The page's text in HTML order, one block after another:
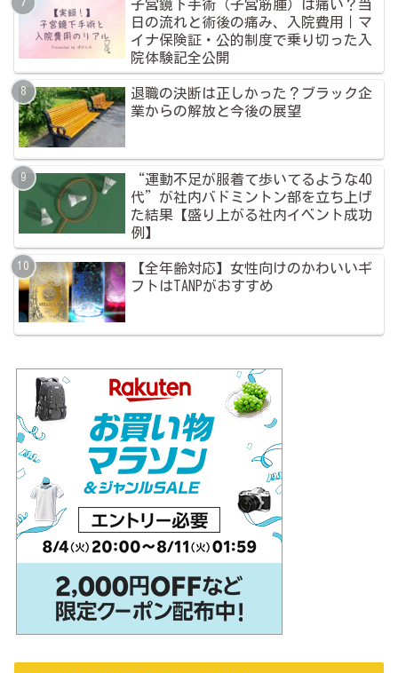
子宮鏡下手術（子宮筋腫）は痛い？当
日の流れと術後の痛み、入院費用｜マ
イナ保険証・公的制度で乗り切った入
院体験記全公開
退職の決断は正しかった？ブラック企
業からの解放と今後の展望
“運動不足が服着て歩いてるような40
代”が社内バドミントン部を立ち上げ
た結果【盛り上がる社内イベント成功
例】
【全年齢対応】女性向けのかわいいギ
フトはTANPがおすすめ